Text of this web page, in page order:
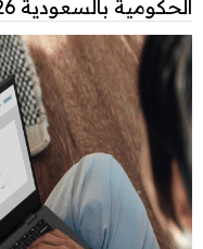
الحكومية بالسعودية 2026.. الشر...